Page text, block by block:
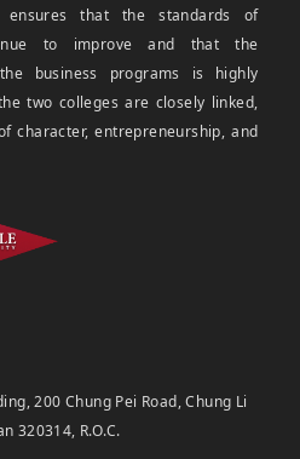
ensures that the standards of
to improve and that the
business programs is highly
two colleges are closely linked,
character, entrepreneurship, and
200 Chung Pei Road, Chung Li
320314, R.O.C.